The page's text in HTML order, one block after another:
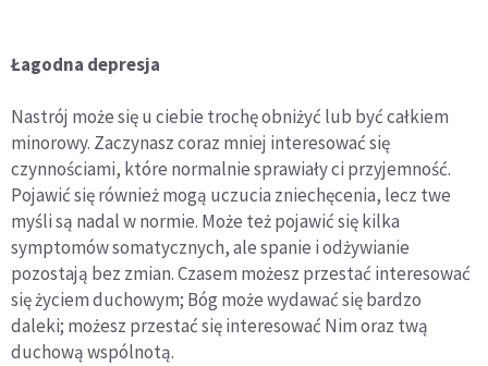
Łagodna depresja
Nastrój może się u ciebie trochę obniżyć lub być całkiem
minorowy. Zaczynasz coraz mniej interesować się
czynnościami, które normalnie sprawiały ci przyjemność.
Pojawić się również mogą uczucia zniechęcenia, lecz twe
myśli są nadal w normie. Może też pojawić się kilka
symptomów somatycznych, ale spanie i odżywianie
pozostają bez zmian. Czasem możesz przestać interesować
się życiem duchowym; Bóg może wydawać się bardzo
daleki; możesz przestać się interesować Nim oraz twą
duchową wspólnotą.